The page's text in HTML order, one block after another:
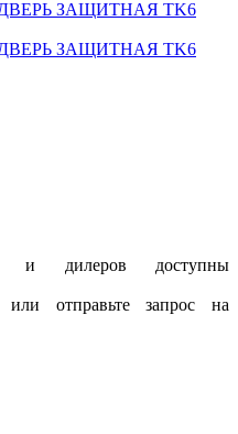
и дилеров доступны
отправьте запрос на